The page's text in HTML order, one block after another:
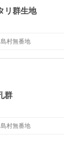
リ群生地
村無番地
群
村無番地